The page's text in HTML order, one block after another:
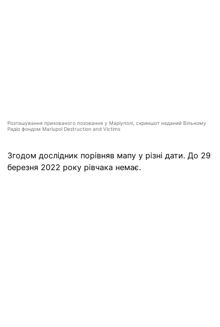
Розташування прихованого поховання у Маріуполі, скриншот наданий Вільному
Радіо фондом Mariupol Destruction and Victims
Згодом дослідник порівняв мапу у різні дати. До 29
березня 2022 року рівчака немає.